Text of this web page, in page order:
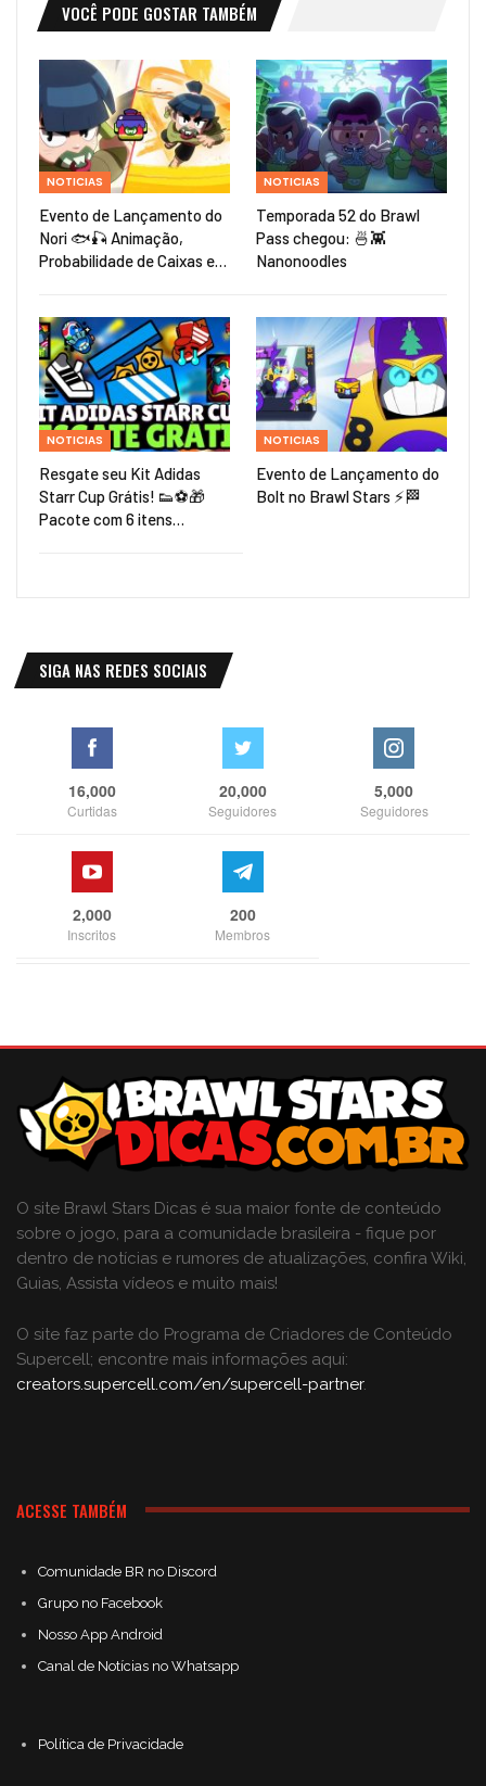
VOCÊ PODE GOSTAR TAMBÉM
NOTICIAS
Evento de Lançamento do
Nori 🐟🎣 Animação,
Probabilidade de Caixas e…
NOTICIAS
Temporada 52 do Brawl
Pass chegou: 🍜👾
Nanonoodles
NOTICIAS
Resgate seu Kit Adidas
Starr Cup Grátis! 👟⚽🎁
Pacote com 6 itens…
NOTICIAS
Evento de Lançamento do
Bolt no Brawl Stars ⚡🏁
SIGA NAS REDES SOCIAIS
16,000
Curtidas
20,000
Seguidores
5,000
Seguidores
2,000
Inscritos
200
Membros
O site Brawl Stars Dicas é sua maior fonte de conteúdo
sobre o jogo, para a comunidade brasileira - fique por
dentro de notícias e rumores de atualizações, confira Wiki,
Guias, Assista vídeos e muito mais!
O site faz parte do Programa de Criadores de Conteúdo
Supercell; encontre mais informações aqui:
creators.supercell.com/en/supercell-partner.
ACESSE TAMBÉM
Comunidade BR no Discord
Grupo no Facebook
Nosso App Android
Canal de Notícias no Whatsapp
Política de Privacidade